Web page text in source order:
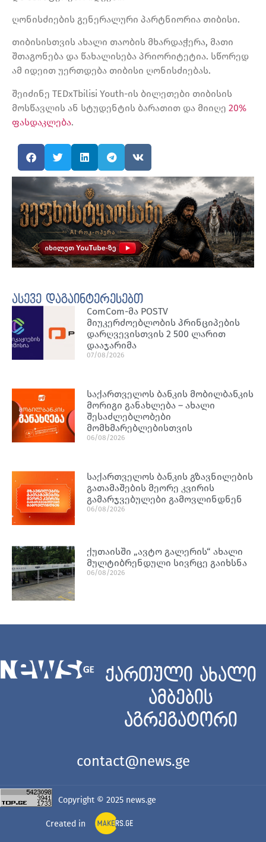
ღონისძიების გენერალური პარტნიორია თიბისი.
თიბისისთვის ახალი თაობის მხარდაჭერა, მათი
შთაგონება და წახალისება პრიორიტეტია. სწორედ
ამ იდეით უერთდება თიბისი ღონისძიებას.
შეიძინე TEDxTbilisi Youth-ის ბილეთები თიბისის
მოსწავლის ან სტუდენტის ბარათით და მიიღე 20%
ფასდაკლება.
ასევე დაგაინტერესებთ
ComCom-მა POSTV
მიუკერძოებლობის პრინციპების
დარღვევისთვის 2 500 ლარით
დააჯარიმა
07/08/2026
საქართველოს ბანკის მობილბანკის
მორიგი განახლება – ახალი
შესაძლებლობები
მომხმარებლებისთვის
06/08/2026
საქართველოს ბანკის გზავნილების
გათამაშების მეორე კვირის
გამარჯვებულები გამოვლინდნენ
06/08/2026
ქუთაისში „ავტო გალერის“ ახალი
მულტიბრენდული სივრცე გაიხსნა
06/08/2026
ქართული ახალი
ამბების
აგრეგატორი
contact@news.ge
Copyright © 2025 news.ge
Created in